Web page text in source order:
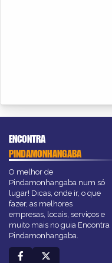
ENCONTRA
PINDAMONHANGABA
O melhor de
Pindamonhangaba num só
lugar! Dicas, onde ir, o que
fazer, as melhores
empresas, locais, serviços e
muito mais no guia Encontra
Pindamonhangaba.